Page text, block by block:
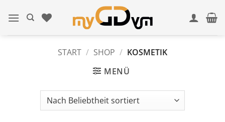
Inhalt
START / SHOP / KOSMETIK
MENÜ